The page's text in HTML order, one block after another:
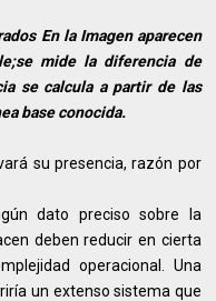
En la Imagen aparecen
mide la diferencia de
se calcula a partir de las
base conocida.
su presencia, razón por
dato preciso sobre la
deben reducir en cierta
operacional. Una
un extenso sistema que